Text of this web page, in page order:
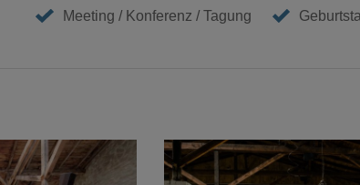
Meeting / Konferenz / Tagung